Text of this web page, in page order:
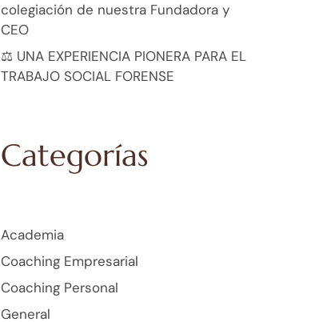
colegiación de nuestra Fundadora y
CEO
⚖️ UNA EXPERIENCIA PIONERA PARA EL
TRABAJO SOCIAL FORENSE
Categorías
Academia
Coaching Empresarial
Coaching Personal
General